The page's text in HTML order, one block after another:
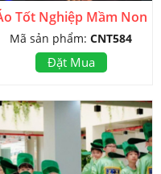
Tốt Nghiệp Mầm Non
Mã sản phẩm: CNT584
Đặt Mua